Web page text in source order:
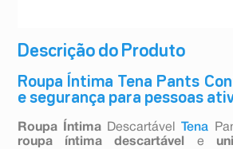
Descrição do Produto
Roupa Íntima Tena Pants
e segurança para pessoas
Roupa Íntima Descartável Tena
roupa íntima descartável
e